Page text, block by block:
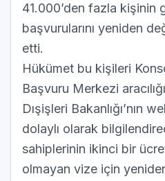
41.000’den fazla kişinin
başvurularını yeniden
etti.
Hükümet bu kişileri
Başvuru Merkezi
Dışişleri Bakanlığı’nın
dolaylı olarak
sahiplerinin ikinci bir
olmayan vize için